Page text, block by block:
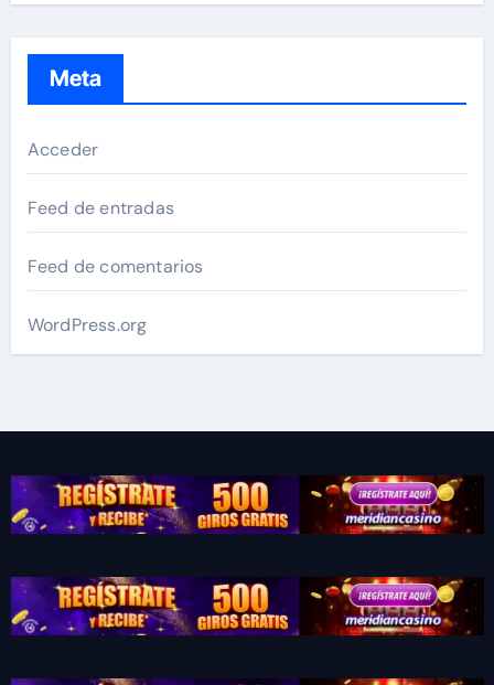
Meta
Acceder
Feed de entradas
Feed de comentarios
WordPress.org